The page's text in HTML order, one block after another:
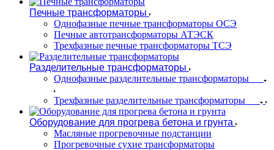
Печные трансформаторы
Однофазные печные трансформаторы ОСЭ
Печные автотрансформаторы АТЭСК
Трехфазные печные трансформаторы ТСЭ
Разделительные трансформаторы
Однофазные разделительные трансформаторы
Трехфазные разделительные трансформаторы
Оборудование для прогрева бетона и грунта
Масляные прогревочные подстанции
Прогревочные сухие трансформаторы